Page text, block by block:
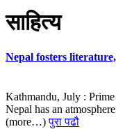
साहित्य
Nepal fosters
Kathmandu, July :
Nepal has an
(more…)पुरा पढौ